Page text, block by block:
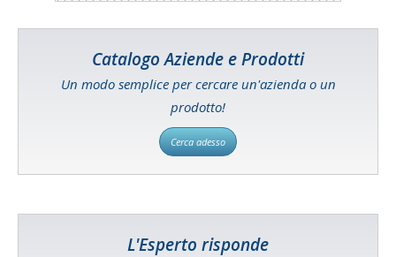
Catalogo Aziende e Prodotti
Un modo semplice per cercare un'azienda o un
prodotto!
Cerca adesso
L'Esperto risponde